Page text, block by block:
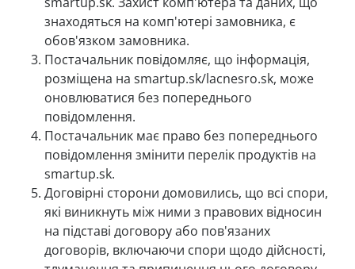
знаходяться на комп'ютері замовника, є
обов'язком замовника.
Постачальник повідомляє, що інформація,
розміщена на smartup.sk/lacnesro.sk, може
оновлюватися без попереднього
повідомлення.
Постачальник має право без попереднього
повідомлення змінити перелік продуктів на
smartup.sk.
Договірні сторони домовились, що всі спори,
які виникнуть між ними з правових відносин
на підставі договору або пов'язаних
договорів, включаючи спори щодо дійсності,